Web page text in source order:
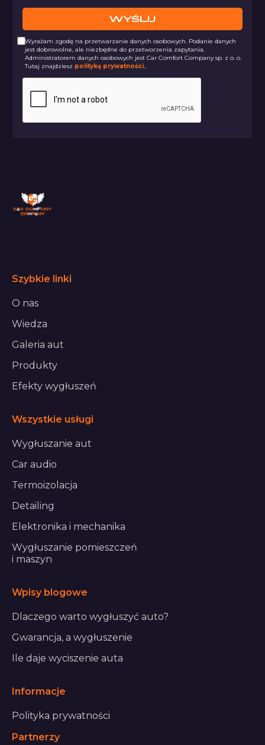
Wyrażam zgodę na przetwarzanie danych osobowych. Podanie danych
jest dobrowolne, ale niezbędne do przetworzenia zapytania.
Administratorem danych osobowych jest Car Comfort Company sp. z o. o.
Tutaj znajdziesz politykę prywatności.
Szybkie linki
O nas
Wiedza
Galeria aut
Produkty
Efekty wygłuszeń
Wszystkie usługi
Wygłuszanie aut
Car audio
Termoizolacja
Detailing
Elektronika i mechanika
Wygłuszanie pomieszczeń
i maszyn
Wpisy blogowe
Dlaczego warto wygłuszyć auto?
Gwarancja, a wygłuszenie
Ile daje wyciszenie auta
Informacje
Polityka prywatności
Partnerzy